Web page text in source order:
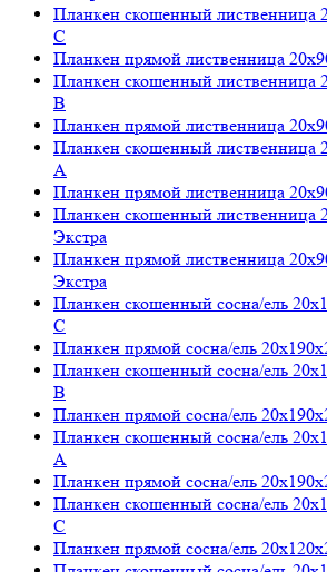
Планкен скошенный лиственница
C
Планкен прямой лиственница
Планкен скошенный лиственница
В
Планкен прямой лиственница
Планкен скошенный лиственница
А
Планкен прямой лиственница
Планкен скошенный лиственница
Экстра
Планкен прямой лиственница
Экстра
Планкен скошенный сосна/ель
C
Планкен прямой сосна/ель
Планкен скошенный сосна/ель
В
Планкен прямой сосна/ель
Планкен скошенный сосна/ель
А
Планкен прямой сосна/ель
Планкен скошенный сосна/ель
C
Планкен прямой сосна/ель